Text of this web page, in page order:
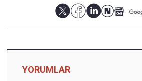
YORUMLAR